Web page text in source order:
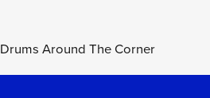
Drums Around The Corner